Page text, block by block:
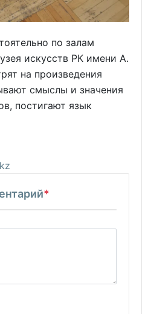
по залам
искусств РК имени А.
на произведения
смыслы и значения
постигают язык
*